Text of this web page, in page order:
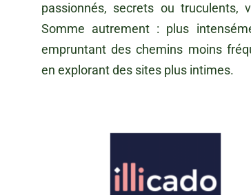
passionnés, secrets ou truculents,
Somme autrement : plus
empruntant des chemins moins
en explorant des sites plus intimes.